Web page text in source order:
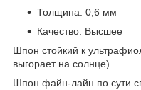
Толщина: 0,6 мм
Качество: Высшее
Шпон стойкий к
выгорает на солнце).
Шпон файн-лайн по сути